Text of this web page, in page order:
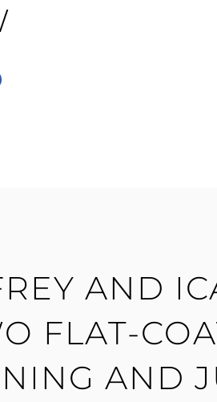
AND
FLAT-
AND